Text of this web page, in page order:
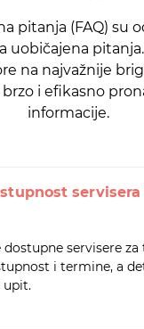
pitanja (FAQ) su
uobičajena
na najvažnije
i efikasno
informacije.
servisere za
i termine, a
upit.